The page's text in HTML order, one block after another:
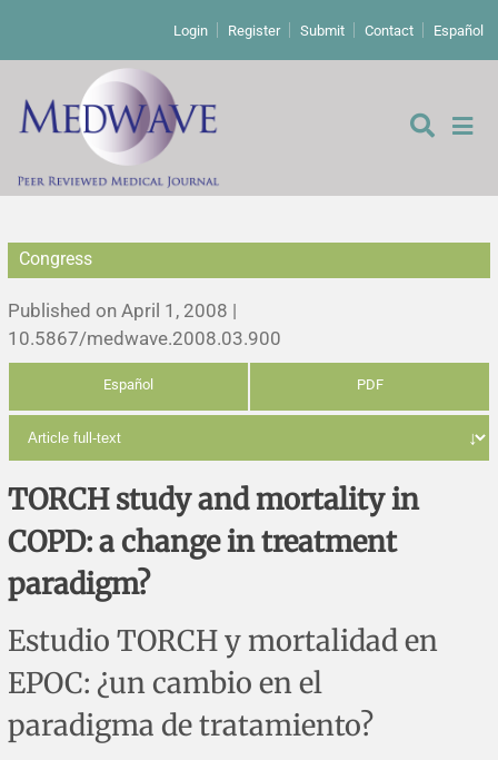
Login Register Submit Contact Español
Editorial
Editor's comment
Comments
Corrigenda and expression of concern
Acknowledgements
Masthead
Research papers
Sytematic reviews
Protocols
Health economics
Clinical reviews
Review articles
Methodological notes
Short communications
Public health problems
Historical notes and reviews
Essays
Case reports
Technical notes
Clinical practice
Supplements
Description
Article processing charges
Editorial Policies
Congress
Published on April 1, 2008 |
10.5867/medwave.2008.03.900
Español PDF
TORCH study and mortality in
COPD: a change in treatment
paradigm?
Estudio TORCH y mortalidad en
EPOC: ¿un cambio en el
paradigma de tratamiento?